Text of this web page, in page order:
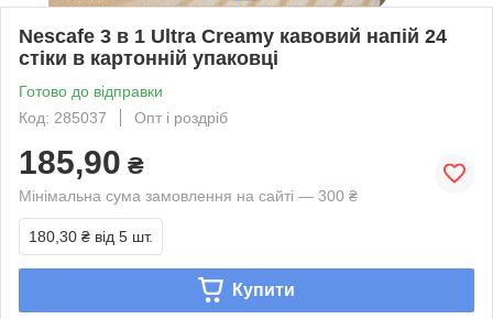
Nescafe 3 в 1 Ultra Creamy кавовий напій 24
стіки в картонній упаковці
Готово до відправки
Код: 285037
Опт і роздріб
185,90 ₴
Мінімальна сума замовлення на сайті — 300 ₴
180,30 ₴ від 5 шт.
Купити